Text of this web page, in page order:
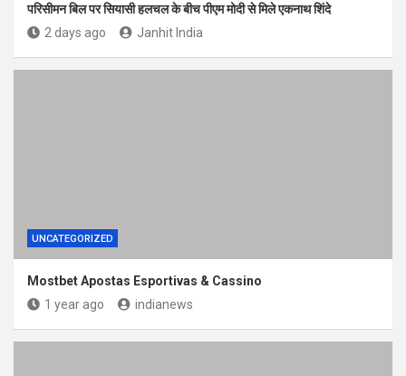
परिसीमन बिल पर सियासी हलचल के बीच पीएम मोदी से मिले एकनाथ शिंदे
2 days ago
Janhit India
UNCATEGORIZED
Mostbet Apostas Esportivas & Cassino
1 year ago
indianews